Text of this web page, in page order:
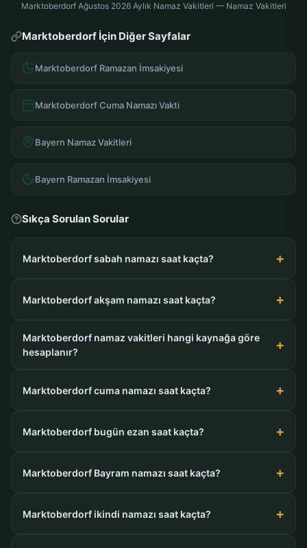
Marktoberdorf Ağustos 2026 Aylık Namaz Vakitleri — Namaz Vakitleri
Marktoberdorf İçin Diğer Sayfalar
Marktoberdorf Ramazan İmsakiyesi
Marktoberdorf Cuma Namazı Vakti
Bayern Namaz Vakitleri
Bayern Ramazan İmsakiyesi
Sıkça Sorulan Sorular
Marktoberdorf sabah namazı saat kaçta?
Marktoberdorf akşam namazı saat kaçta?
Marktoberdorf namaz vakitleri hangi kaynağa göre
hesaplanır?
Marktoberdorf cuma namazı saat kaçta?
Marktoberdorf bugün ezan saat kaçta?
Marktoberdorf Bayram namazı saat kaçta?
Marktoberdorf ikindi namazı saat kaçta?